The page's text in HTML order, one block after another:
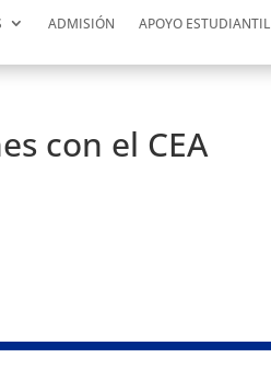
ADMISIÓN APOYO ESTUDIANTIL
con el CEA